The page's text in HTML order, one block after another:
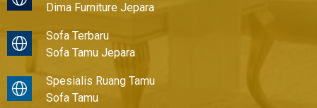
Dima Furniture Jepara
Sofa Terbaru
Sofa Tamu Jepara
Spesialis Ruang Tamu
Sofa Tamu